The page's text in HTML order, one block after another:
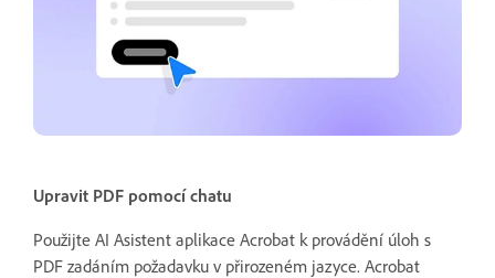
Upravit PDF pomocí chatu
Použijte AI Asistent aplikace Acrobat k provádění úloh s
PDF zadáním požadavku v přirozeném jazyce. Acrobat